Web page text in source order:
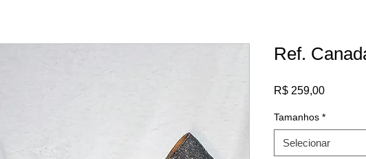
Ref.
R$ 259,00Preço
Tamanhos *
Selecionar